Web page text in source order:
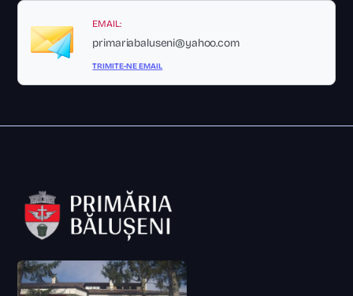
EMAIL:
primariabaluseni@yahoo.com
TRIMITE-NE EMAIL